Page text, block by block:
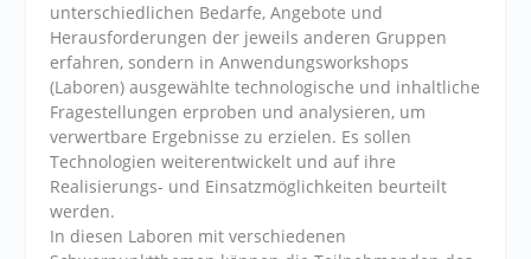
unterschiedlichen Bedarfe, Angebote und
Herausforderungen der jeweils anderen Gruppen
erfahren, sondern in Anwendungsworkshops
(Laboren) ausgewählte technologische und inhaltliche
Fragestellungen erproben und analysieren, um
verwertbare Ergebnisse zu erzielen. Es sollen
Technologien weiterentwickelt und auf ihre
Realisierungs- und Einsatzmöglichkeiten beurteilt
werden.
In diesen Laboren mit verschiedenen